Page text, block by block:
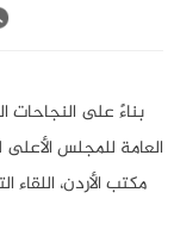
بناءً على النجاحات
العامة للمجلس
مكتب الأردن،